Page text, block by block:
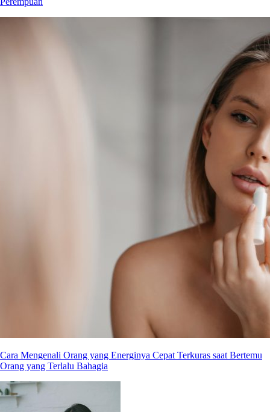
Cara Mengenali Orang yang Energinya Cepat Terkuras saat Bertemu
Orang yang Terlalu Bahagia